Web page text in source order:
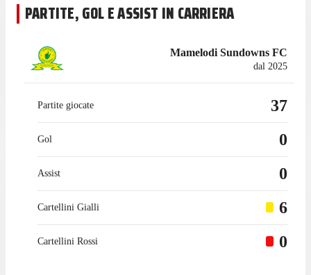
18 presenze in campionato.
PARTITE, GOL E ASSIST IN CARRIERA
Mamelodi Sundowns FC
dal 2025
Partite giocate 37
Gol 0
Assist 0
Cartellini Gialli 6
Cartellini Rossi 0